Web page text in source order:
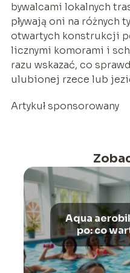
bywalcami lokalnych
pływają oni na różnych
otwartych konstrukcji
licznymi komorami i
razu wskazać, co
ulubionej rzece lub
Artykuł sponsorowany
Aqua
po: co